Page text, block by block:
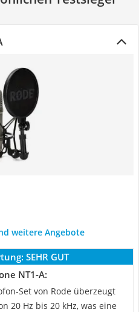
weitere Angebote
SEHR GUT
NT1-A:
Set von Rode überzeugt
20 Hz bis 20 kHz, was eine